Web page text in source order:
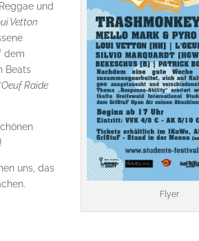
Flyer
und
Vetton
dem
Beats
Raide
uns, das